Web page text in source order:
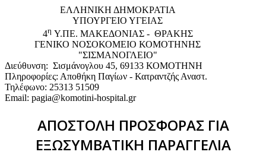
EΛΛΗΝΙΚΗ ΔΗΜΟΚΡΑΤΙΑ
ΥΠΟΥΡΓΕΙΟ ΥΓΕΙΑΣ
4η Υ.ΠΕ. ΜΑΚΕΔΟΝΙΑΣ - ΘΡΑΚΗΣ
ΓΕΝΙΚΟ NΟΣΟΚΟΜΕΙΟ ΚΟΜΟΤΗΝΗΣ
"ΣΙΣΜΑΝΟΓΛΕΙΟ"
Διεύθυνση: Σισμάνογλου 45, 69133 ΚΟΜΟΤΗΝΗ
Πληροφορίες: Αποθήκη Παγίων - Κατραντζής Αναστ.
Τηλέφωνο: 25313 51509
Email: pagia@komotini-hospital.gr
ΑΠΟΣΤΟΛΗ ΠΡΟΣΦΟΡΑΣ ΓΙΑ
ΕΞΩΣΥΜΒΑΤΙΚΗ ΠΑΡΑΓΓΕΛΙΑ